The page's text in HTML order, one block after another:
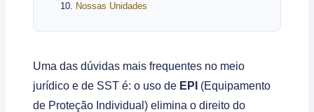
Nossas Unidades
Uma das dúvidas mais frequentes no meio
jurídico e de SST é: o uso de EPI (Equipamento
de Proteção Individual) elimina o direito do